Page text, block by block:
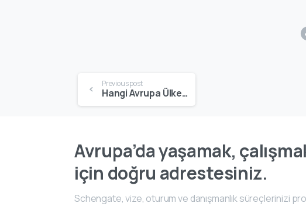
Previous post
Hangi Avrupa Ülkesi Size Uygun? | 2026 Yaşam, Vize ve Çalışma Rehberi
Avrupa’da yaşamak,
için doğru adrestesiniz.
Schengate, vize, oturum ve danışmanlık süreçlerinizi